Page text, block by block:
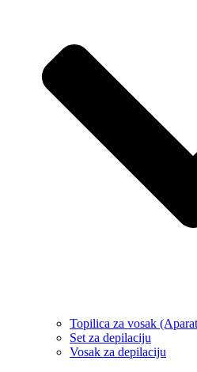
Topilica za vosak
Set za depilaciju
Vosak za depilaciju